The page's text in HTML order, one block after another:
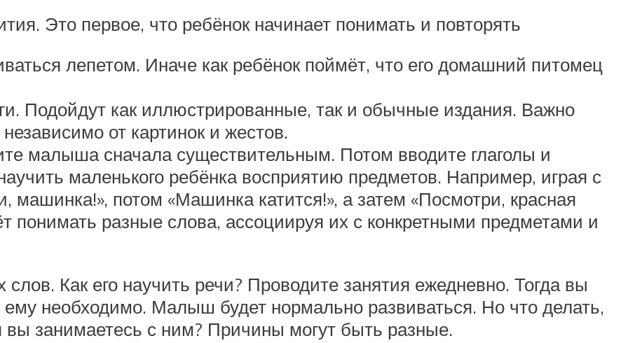
Это первое, что ребёнок начинает понимать и повторять
лепетом. Иначе как ребёнок поймёт, что его домашний питомец
Подойдут как иллюстрированные, так и обычные издания. Важно
от картинок и жестов.
малыша сначала существительным. Потом вводите глаголы и
маленького ребёнка восприятию предметов. Например, играя с
машинка!», потом «Машинка катится!», а затем «Посмотри, красная
понимать разные слова, ассоциируя их с конкретными предметами и
Как его научить речи? Проводите занятия ежедневно. Тогда вы
необходимо. Малыш будет нормально развиваться. Но что делать,
вы занимаетесь с ним? Причины могут быть разные.